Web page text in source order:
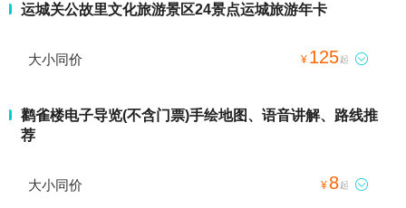
运城关公故里文化旅游景区24景点运城旅游年卡
大小同价 ¥ 125起 
鹳雀楼电子导览(不含门票)手绘地图、语音讲解、路线推
荐
大小同价 ¥ 8起 